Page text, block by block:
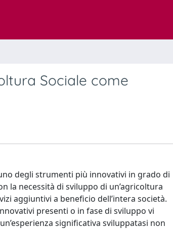
Sociale come
degli strumenti più innovativi in grado di
la necessità di sviluppo di un’agricoltura
aggiuntivi a beneficio dell’intera società.
presenti o in fase di sviluppo vi
significativa sviluppatasi non